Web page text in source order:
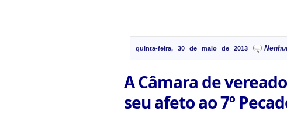
quinta-feira, 30 de maio de 2013
A Câmara de
seu afeto ao 7º